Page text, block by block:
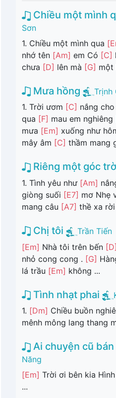
Chiều một mình
Sơn
1. Chiều một mình qua
nhớ tên [Am] em Có [C]
chưa [D] lên mà [G] một
Mưa hồng
Trịnh
1. Trời ươm [C] nắng
qua [F] mau em nghiêng
mưa [Em] xuống như
mây âm [C] thầm mang
Riêng một góc
1. Tình yêu như [Am]
giòng suối [E7] mơ Nhẹ
mang câu [A7] thề xa
Chị tôi
Trần Tiến
[Em] Nhà tôi trên bến [D]
nhỏ cong cong . [G]
lá trầu [Em] không ...
Tình nhạt phai
1. [Dm] Chiều buồn
mênh mông lang thang
Ai chuyện cũ
Năng
[Em] Trời ơi bên kia Hình
...